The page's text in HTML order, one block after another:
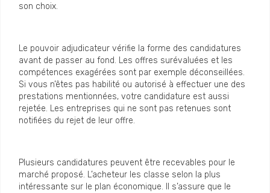
son choix.
Le pouvoir adjudicateur vérifie la forme des candidatures
avant de passer au fond. Les offres surévaluées et les
compétences exagérées sont par exemple déconseillées.
Si vous n’êtes pas habilité ou autorisé à effectuer une des
prestations mentionnées, votre candidature est aussi
rejetée. Les entreprises qui ne sont pas retenues sont
notifiées du rejet de leur offre.
Plusieurs candidatures peuvent être recevables pour le
marché proposé. L’acheteur les classe selon la plus
intéressante sur le plan économique. Il s’assure que le